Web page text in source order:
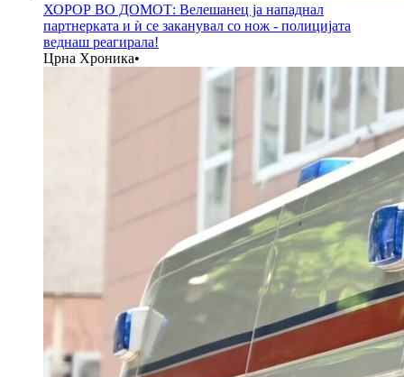
ХОРОР ВО ДОМОТ: Велешанец ја нападнал
партнерката и ѝ се заканувал со нож - полицијата
веднаш реагирала!
Црна Хроника•